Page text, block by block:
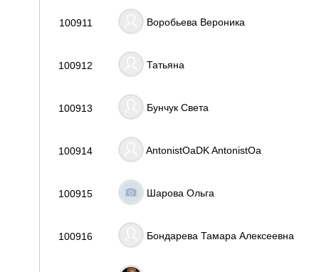
100911 Воробьева Вероника
100912 Татьяна
100913 Бунчук Света
100914 AntonistOaDK AntonistOa
100915 Шарова Ольга
100916 Бондарева Тамара Алексеевна